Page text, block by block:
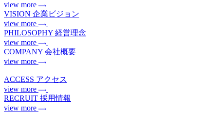
view more
VISION 企業ビジョン
view more
PHILOSOPHY 経営理念
view more
COMPANY 会社概要
view more
ACCESS アクセス
view more
RECRUIT 採用情報
view more